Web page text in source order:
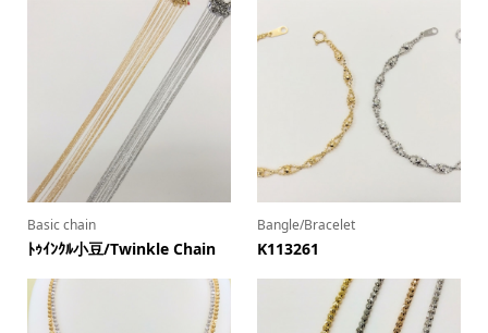
Basic chain
ﾄｩｲﾝｸﾙ小豆/Twinkle Chain
Bangle/Bracelet
K113261